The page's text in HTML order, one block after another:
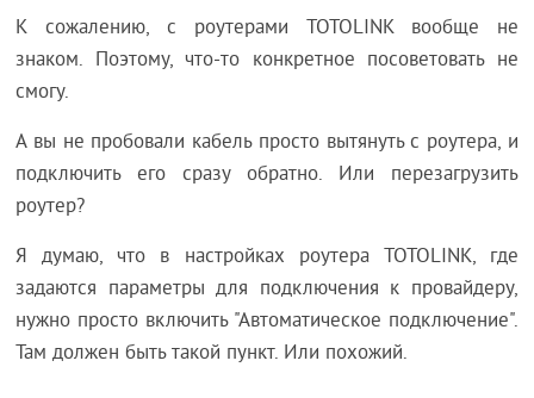
К сожалению, с роутерами TOTOLINK вообще не
знаком. Поэтому, что-то конкретное посоветовать не
смогу.
А вы не пробовали кабель просто вытянуть с роутера, и
подключить его сразу обратно. Или перезагрузить
роутер?
Я думаю, что в настройках роутера TOTOLINK, где
задаются параметры для подключения к провайдеру,
нужно просто включить "Автоматическое подключение".
Там должен быть такой пункт. Или похожий.